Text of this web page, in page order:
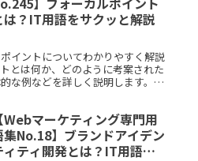
は？IT用語をサクッと解説
イントについてわかりやすく解説
とは何か、どのように考案された
な例などを詳しく説明します。初
【Webマーケティング専門用
集No.18】ブランドアイデン
ィティ開発とは？IT用語を